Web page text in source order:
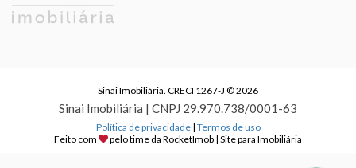
Sinai Imobiliária. CRECI 1267-J © 2026
Sinai Imobiliária | CNPJ 29.970.738/0001-63
Política de privacidade| Termos de uso
Feito com
pelo time da RocketImob | Site para Imobiliária